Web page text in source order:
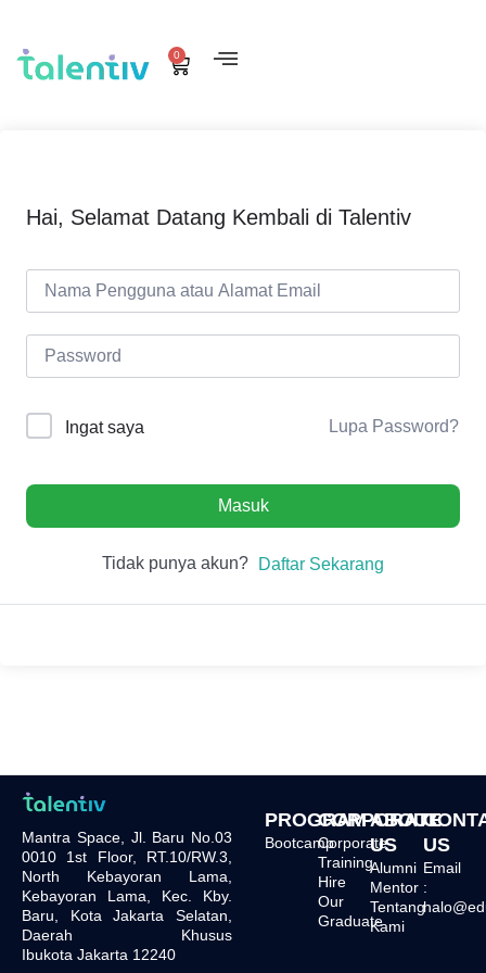
0
Hai, Selamat Datang Kembali di Talentiv
Ingat saya Lupa Password?
Masuk
Tidak punya akun? Daftar Sekarang
Mantra Space, Jl. Baru No.03
0010 1st Floor, RT.10/RW.3,
North Kebayoran Lama,
Kebayoran Lama, Kec. Kby.
Baru, Kota Jakarta Selatan,
Daerah Khusus
Ibukota Jakarta 12240
PROGRAM
Bootcamp
CORPORATE
Corporate
Training
Hire
Our
Graduate
ABOUT
US
Alumni
Mentor
Tentang
Kami
US
Email
: